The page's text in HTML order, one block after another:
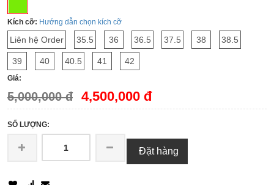
Kích cỡ: Hướng dẫn chọn kích cỡ
Liên hệ Order 35.5 36 36.5 37.5 38 38.5
39 40 40.5 41 42
Giá:
5,000,000 đ 4,500,000 đ
SỐ LƯỢNG:
Đặt hàng